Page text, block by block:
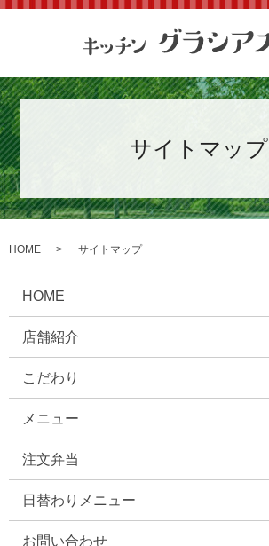
サイトマップ
HOME サイトマップ
HOME
店舗紹介
こだわり
メニュー
注文弁当
日替わりメニュー
お問い合わせ